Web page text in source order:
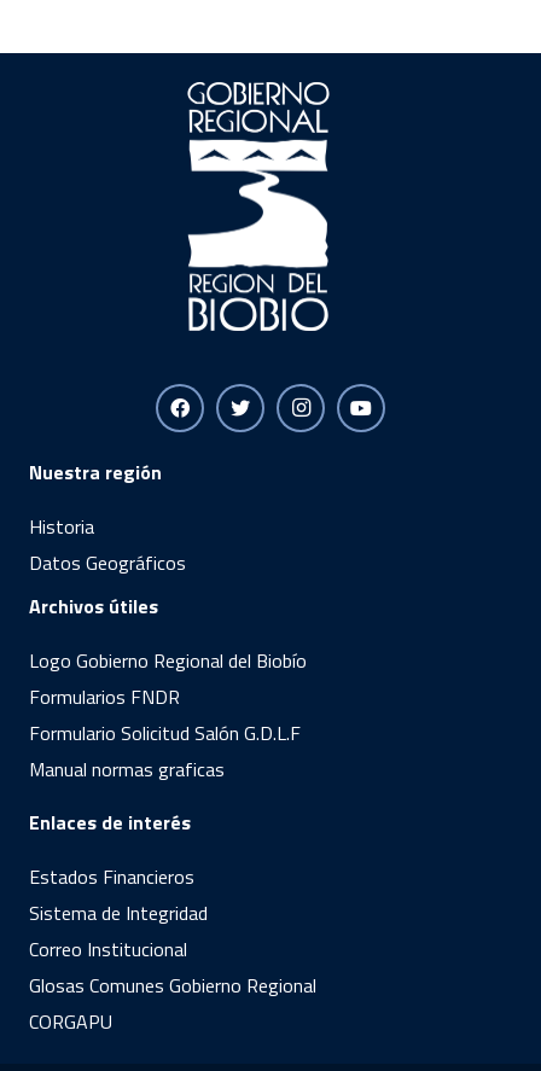
Nuestra región
Historia
Datos Geográficos
Archivos útiles
Logo Gobierno Regional del Biobío
Formularios FNDR
Formulario Solicitud Salón G.D.L.F
Manual normas graficas
Enlaces de interés
Estados Financieros
Sistema de Integridad
Correo Institucional
Glosas Comunes Gobierno Regional
CORGAPU